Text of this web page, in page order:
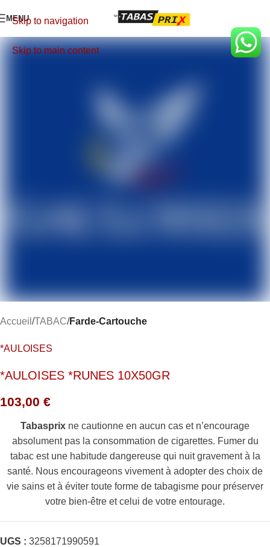
Skip to navigation
Skip to main content
MENU
Accueil TABAC Farde-Cartouche
*AULOISES
*AULOISES *RUNES 10X50GR
103,00 €
Tabasprix ne cautionne en aucun cas et n’encourage
absolument pas la consommation de cigarettes. Fumer du
tabac est une habitude dangereuse qui nuit gravement à la
santé. Nous encourageons vivement à adopter des choix de
vie sains et à éviter toute forme de tabagisme pour préserver
votre bien-être et celui de votre entourage.
UGS : 3258171990591